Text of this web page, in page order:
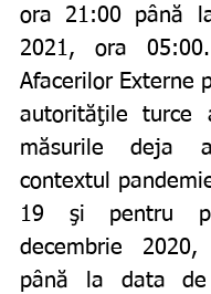
ora 21:00 până
2021, ora 05:00.
Afacerilor Externe
autorităţile turce
măsurile deja
contextul
19 şi pentru
decembrie
până la data